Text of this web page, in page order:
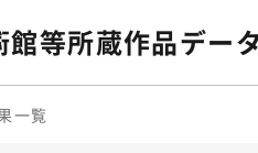
館等所蔵作品デー
一覧